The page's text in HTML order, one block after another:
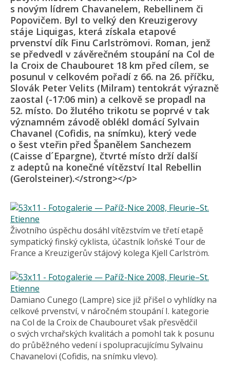
s novým lídrem Chavanelem, Rebellinem či
Popovičem. Byl to velký den Kreuzigerovy
stáje Liquigas, která získala etapové
prvenství dík Finu Carlströmovi. Roman, jenž
se předvedl v závěrečném stoupání na Col de
la Croix de Chaubouret 18 km před cílem, se
posunul v celkovém pořadí z 66. na 26. příčku,
Slovák Peter Velits (Milram) tentokrát výrazně
zaostal (-17:06 min) a celkově se propadl na
52. místo. Do žlutého trikotu se poprvé v tak
významném závodě oblékl domácí Sylvain
Chavanel (Cofidis, na snímku), který vede
o šest vteřin před Španělem Sanchezem
(Caisse d´Epargne), čtvrté místo drží další
z adeptů na konečné vítězství Ital Rebellin
(Gerolsteiner).</strong></p>
Životního úspěchu dosáhl vítězstvím ve třetí etapě
sympatický finský cyklista, účastník loňské Tour de
France a Kreuzigerův stájový kolega Kjell Carlström.
Damiano Cunego (Lampre) sice již přišel o vyhlídky na
celkové prvenství, v náročném stoupání I. kategorie
na Col de la Croix de Chaubouret však přesvědčil
o svých vrchařských kvalitách a pomohl tak k posunu
do průběžného vedení i spolupracujícímu Sylvainu
Chavanelovi (Cofidis, na snímku vlevo).